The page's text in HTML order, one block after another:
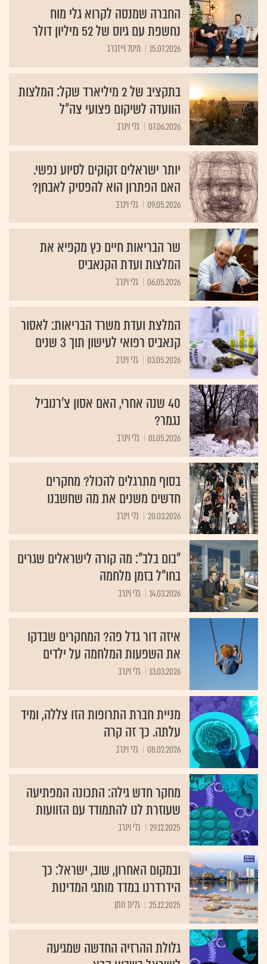
החברה שמנסה לקרוא גלי מוח
נחשפת עם גיוס של 52 מיליון דולר
15.07.2026 מיטל וייזברג
בתקציב של 2 מיליארד שקל: המלצות
הוועדה לשיקום פצועי צה"ל
07.06.2026 גלי וינרב
יותר ישראלים זקוקים לסיוע נפשי.
האם הפתרון הוא להפסיק לאבחן?
09.05.2026 גלי וינרב
שר הבריאות חיים כץ מקפיא את
המלצות ועדת הקנאביס
06.05.2026 גלי וינרב
המלצת ועדת משרד הבריאות: לאסור
קנאביס רפואי לעישון תוך 3 שנים
03.05.2026 גלי וינרב
40 שנה אחרי, האם אסון צ'רנוביל
נגמר?
01.05.2026 גלי וינרב
בסוף מתרגלים להכול? מחקרים
חדשים משנים את מה שחשבנו
20.03.2026 גלי וינרב
"בום בלב": מה קורה לישראלים שגרים
בחו"ל בזמן מלחמה
14.03.2026 גלי וינרב
איזה דור גדל פה? המחקרים שבדקו
את השפעות המלחמה על ילדים
13.03.2026 גלי וינרב
מניית חברת התרופות הזו צללה, ומיד
עלתה. כך זה קרה
08.02.2026 גלי וינרב
מחקר חדש גילה: התכונה המפתיעה
שעוזרת לנו להתמודד עם הזוועות
29.12.2025 גלי וינרב
ובמקום האחרון, שוב, ישראל: כך
הידרדרנו במדד מותגי המדינות
25.12.2025 גלית חתן
גלולת ההרזיה החדשה שמגיעה